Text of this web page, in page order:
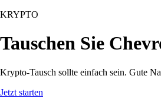
KRYPTO
Tauschen Sie
Krypto-Tausch sollte einfach sein. Gute
Jetzt starten